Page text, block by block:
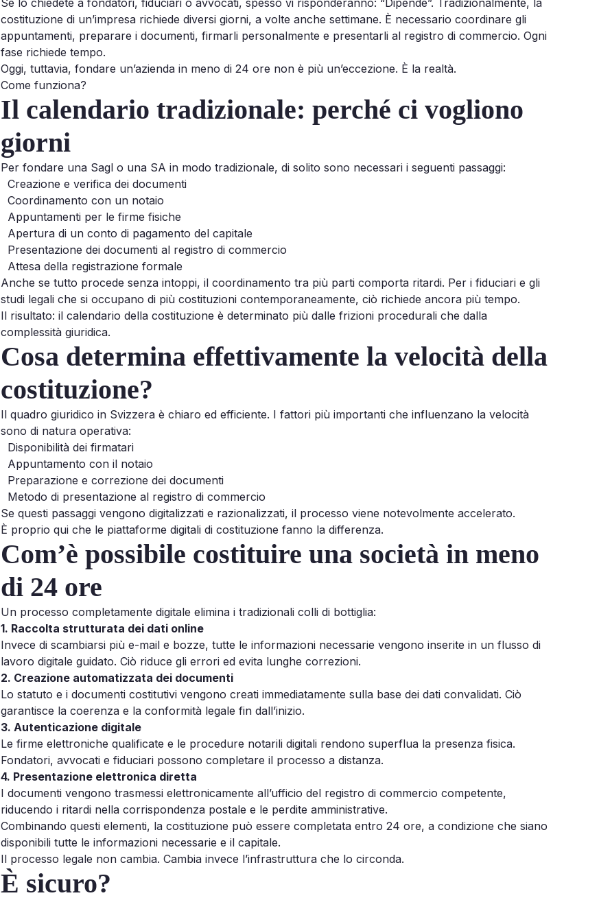
costituzione di un’impresa richiede diversi giorni, a volte anche settimane. È necessario coordinare gli
appuntamenti, preparare i documenti, firmarli personalmente e presentarli al registro di commercio. Ogni
fase richiede tempo.
Oggi, tuttavia, fondare un’azienda in meno di 24 ore non è più un’eccezione. È la realtà.
Come funziona?
Il calendario tradizionale: perché ci vogliono
giorni
Per fondare una Sagl o una SA in modo tradizionale, di solito sono necessari i seguenti passaggi:
Creazione e verifica dei documenti
Coordinamento con un notaio
Appuntamenti per le firme fisiche
Apertura di un conto di pagamento del capitale
Presentazione dei documenti al registro di commercio
Attesa della registrazione formale
Anche se tutto procede senza intoppi, il coordinamento tra più parti comporta ritardi. Per i fiduciari e gli
studi legali che si occupano di più costituzioni contemporaneamente, ciò richiede ancora più tempo.
Il risultato: il calendario della costituzione è determinato più dalle frizioni procedurali che dalla
complessità giuridica.
Cosa determina effettivamente la velocità della
costituzione?
Il quadro giuridico in Svizzera è chiaro ed efficiente. I fattori più importanti che influenzano la velocità
sono di natura operativa:
Disponibilità dei firmatari
Appuntamento con il notaio
Preparazione e correzione dei documenti
Metodo di presentazione al registro di commercio
Se questi passaggi vengono digitalizzati e razionalizzati, il processo viene notevolmente accelerato.
È proprio qui che le piattaforme digitali di costituzione fanno la differenza.
Com’è possibile costituire una società in meno
di 24 ore
Un processo completamente digitale elimina i tradizionali colli di bottiglia:
1. Raccolta strutturata dei dati online
Invece di scambiarsi più e-mail e bozze, tutte le informazioni necessarie vengono inserite in un flusso di
lavoro digitale guidato. Ciò riduce gli errori ed evita lunghe correzioni.
2. Creazione automatizzata dei documenti
Lo statuto e i documenti costitutivi vengono creati immediatamente sulla base dei dati convalidati. Ciò
garantisce la coerenza e la conformità legale fin dall’inizio.
3. Autenticazione digitale
Le firme elettroniche qualificate e le procedure notarili digitali rendono superflua la presenza fisica.
Fondatori, avvocati e fiduciari possono completare il processo a distanza.
4. Presentazione elettronica diretta
I documenti vengono trasmessi elettronicamente all’ufficio del registro di commercio competente,
riducendo i ritardi nella corrispondenza postale e le perdite amministrative.
Combinando questi elementi, la costituzione può essere completata entro 24 ore, a condizione che siano
disponibili tutte le informazioni necessarie e il capitale.
Il processo legale non cambia. Cambia invece l’infrastruttura che lo circonda.
È sicuro?